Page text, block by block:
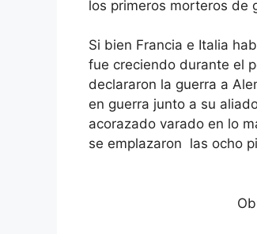
los primeros morteros de
Si bien Francia e Italia
fue creciendo durante el
declararon la guerra a
en guerra junto a su
acorazado varado en lo
se emplazaron las ocho